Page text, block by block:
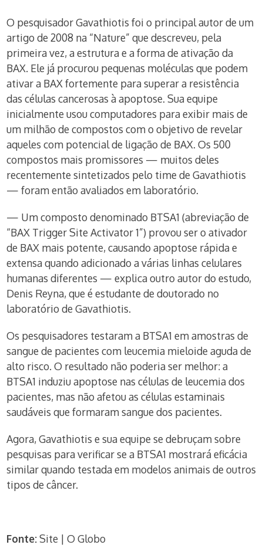
O pesquisador Gavathiotis foi o principal autor de um
artigo de 2008 na “Nature” que descreveu, pela
primeira vez, a estrutura e a forma de ativação da
BAX. Ele já procurou pequenas moléculas que podem
ativar a BAX fortemente para superar a resistência
das células cancerosas à apoptose. Sua equipe
inicialmente usou computadores para exibir mais de
um milhão de compostos com o objetivo de revelar
aqueles com potencial de ligação de BAX. Os 500
compostos mais promissores — muitos deles
recentemente sintetizados pelo time de Gavathiotis
— foram então avaliados em laboratório.
— Um composto denominado BTSA1 (abreviação de
“BAX Trigger Site Activator 1”) provou ser o ativador
de BAX mais potente, causando apoptose rápida e
extensa quando adicionado a várias linhas celulares
humanas diferentes — explica outro autor do estudo,
Denis Reyna, que é estudante de doutorado no
laboratório de Gavathiotis.
Os pesquisadores testaram a BTSA1 em amostras de
sangue de pacientes com leucemia mieloide aguda de
alto risco. O resultado não poderia ser melhor: a
BTSA1 induziu apoptose nas células de leucemia dos
pacientes, mas não afetou as células estaminais
saudáveis que formaram sangue dos pacientes.
Agora, Gavathiotis e sua equipe se debruçam sobre
pesquisas para verificar se a BTSA1 mostrará eficácia
similar quando testada em modelos animais de outros
tipos de câncer.
Fonte:Site | O Globo